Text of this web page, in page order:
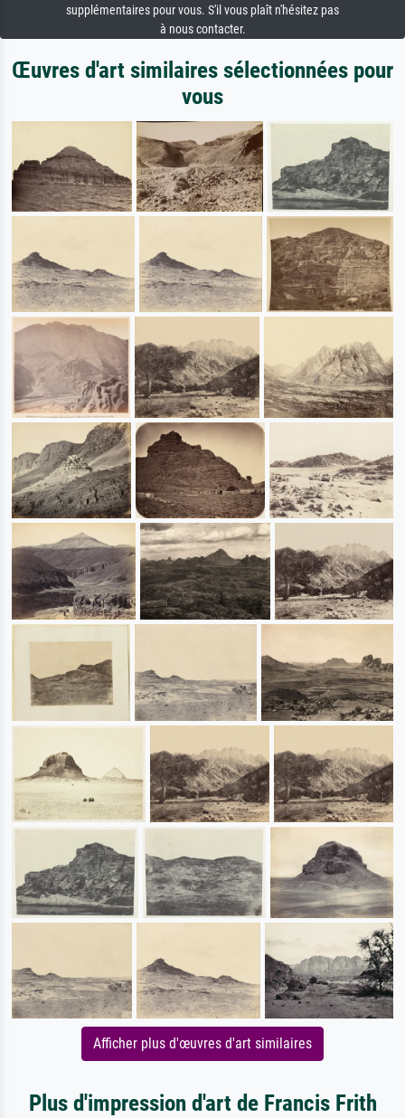
supplémentaires pour vous. S'il vous plaît n'hésitez pas
à nous contacter.
Œuvres d'art similaires sélectionnées pour
vous
Afficher plus d'œuvres d'art similaires
Plus d'impression d'art de Francis Frith